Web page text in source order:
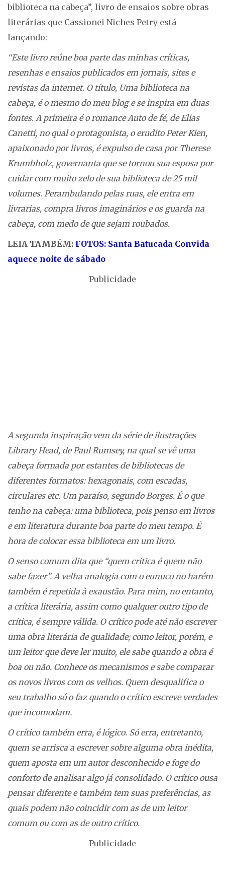
biblioteca na cabeça”, livro de ensaios sobre obras
literárias que Cassionei Niches Petry está
lançando:
“Este livro reúne boa parte das minhas críticas,
resenhas e ensaios publicados em jornais, sites e
revistas da internet. O título, Uma biblioteca na
cabeça, é o mesmo do meu blog e se inspira em duas
fontes. A primeira é o romance Auto de fé, de Elias
Canetti, no qual o protagonista, o erudito Peter Kien,
apaixonado por livros, é expulso de casa por Therese
Krumbholz, governanta que se tornou sua esposa por
cuidar com muito zelo de sua biblioteca de 25 mil
volumes. Perambulando pelas ruas, ele entra em
livrarias, compra livros imaginários e os guarda na
cabeça, com medo de que sejam roubados.
LEIA TAMBÉM: FOTOS: Santa Batucada Convida
aquece noite de sábado
Publicidade
A segunda inspiração vem da série de ilustrações
Library Head, de Paul Rumsey, na qual se vê uma
cabeça formada por estantes de bibliotecas de
diferentes formatos: hexagonais, com escadas,
circulares etc. Um paraíso, segundo Borges. É o que
tenho na cabeça: uma biblioteca, pois penso em livros
e em literatura durante boa parte do meu tempo. É
hora de colocar essa biblioteca em um livro.
O senso comum dita que “quem critica é quem não
sabe fazer”. A velha analogia com o eunuco no harém
também é repetida à exaustão. Para mim, no entanto,
a crítica literária, assim como qualquer outro tipo de
crítica, é sempre válida. O crítico pode até não escrever
uma obra literária de qualidade; como leitor, porém, e
um leitor que deve ler muito, ele sabe quando a obra é
boa ou não. Conhece os mecanismos e sabe comparar
os novos livros com os velhos. Quem desqualifica o
seu trabalho só o faz quando o crítico escreve verdades
que incomodam.
O crítico também erra, é lógico. Só erra, entretanto,
quem se arrisca a escrever sobre alguma obra inédita,
quem aposta em um autor desconhecido e foge do
conforto de analisar algo já consolidado. O crítico ousa
pensar diferente e também tem suas preferências, as
quais podem não coincidir com as de um leitor
comum ou com as de outro crítico.
Publicidade